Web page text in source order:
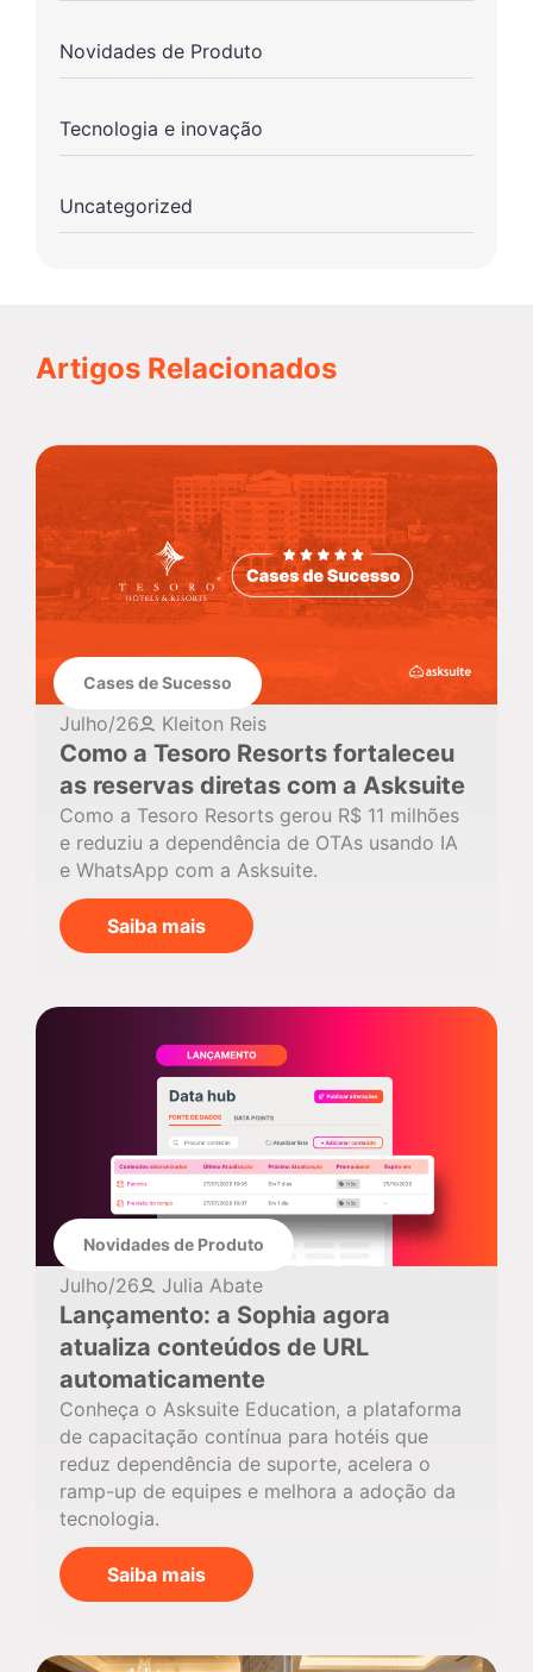
Novidades de Produto
Tecnologia e inovação
Uncategorized
Artigos Relacionados
Cases de Sucesso
Julho/26 Kleiton Reis
Como a Tesoro Resorts fortaleceu
as reservas diretas com a Asksuite
Como a Tesoro Resorts gerou R$ 11 milhões
e reduziu a dependência de OTAs usando IA
e WhatsApp com a Asksuite.
Saiba mais
Novidades de Produto
Julho/26 Julia Abate
Lançamento: a Sophia agora
atualiza conteúdos de URL
automaticamente
Conheça o Asksuite Education, a plataforma
de capacitação contínua para hotéis que
reduz dependência de suporte, acelera o
ramp-up de equipes e melhora a adoção da
tecnologia.
Saiba mais